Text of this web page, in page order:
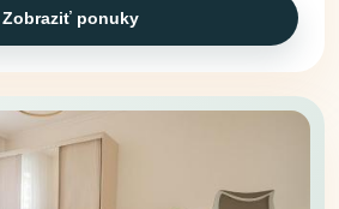
Zobraziť ponuky